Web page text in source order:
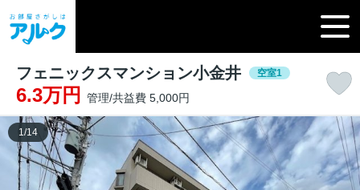
フェニックスマンション小金井 空室1
6.3万円 管理/共益費 5,000円
1 /14